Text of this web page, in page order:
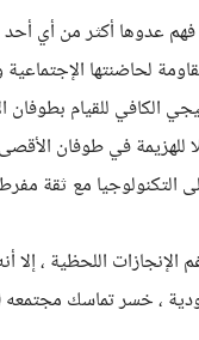
فهم عدوها أكثر من أي
لحاضنتها الإجتماعية
الكافي للقيام
للهزيمة في طوفان
على التكنولوجيا مع
الإنجازات اللحظية ،
، خسر تماسك مجتمعه